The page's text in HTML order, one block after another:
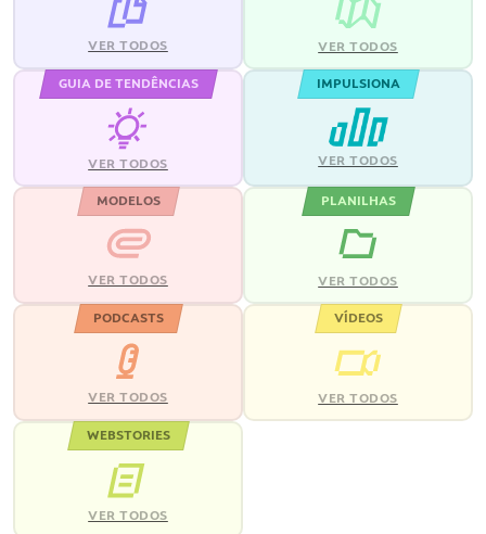
VER TODOS VER TODOS
GUIA DE TENDÊNCIAS
VER TODOS
IMPULSIONA
VER TODOS
MODELOS
VER TODOS
PLANILHAS
VER TODOS
PODCASTS
VER TODOS
VÍDEOS
VER TODOS
WEBSTORIES
VER TODOS